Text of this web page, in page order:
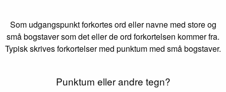
Som udgangspunkt forkortes ord eller navne med store og
små bogstaver som det eller de ord forkortelsen kommer fra.
Typisk skrives forkortelser med punktum med små bogstaver.
Punktum eller andre tegn?